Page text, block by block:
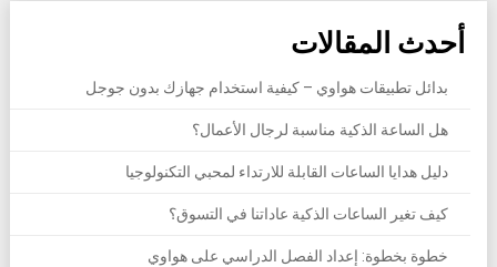
أحدث المقالات
بدائل تطبيقات هواوي – كيفية استخدام جهازك بدون جوجل
هل الساعة الذكية مناسبة لرجال الأعمال؟
دليل هدايا الساعات القابلة للارتداء لمحبي التكنولوجيا
كيف تغير الساعات الذكية عاداتنا في التسوق؟
خطوة بخطوة: إعداد الفصل الدراسي على هواوي